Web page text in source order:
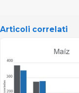
Articoli correlati